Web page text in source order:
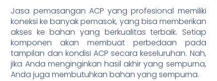
Jasa pemasangan ACP yang profesional memiliki
koneksi ke banyak pemasok, yang bisa memberikan
akses ke bahan yang berkualitas terbaik. Setiap
komponen akan membuat perbedaan pada
tampilan dan kondisi ACP secara keseluruhan. Nah,
jika Anda menginginkan hasil akhir yang sempurna,
Anda juga membutuhkan bahan yang sempurna.